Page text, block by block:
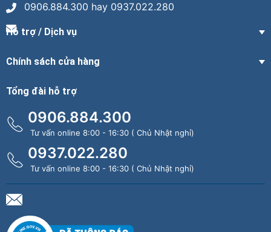
0906.884.300 hay 0937.022.280
Hỗ trợ / Dịch vụ
Chính sách cửa hàng
Tổng đài hỗ trợ
0906.884.300
Tư vấn online 8:00 - 16:30 ( Chủ Nhật nghỉ)
0937.022.280
Tư vấn online 8:00 - 16:30 ( Chủ Nhật nghỉ)